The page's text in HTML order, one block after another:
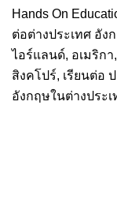
Hands On
ต่อต่างประเทศ อัง
ไอร์แลนด์, อเมริก
สิงคโปร์, เรียนต่อ
อังกฤษในต่างประ